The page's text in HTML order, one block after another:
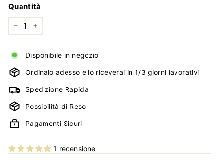
Quantità
Disponibile in negozio
Ordinalo adesso e lo riceverai in 1/3 giorni lavorativi
Spedizione Rapida
Possibilità di Reso
Pagamenti Sicuri
1 recensione